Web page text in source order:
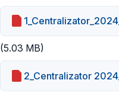
(5.03 MB)
2_Centralizator